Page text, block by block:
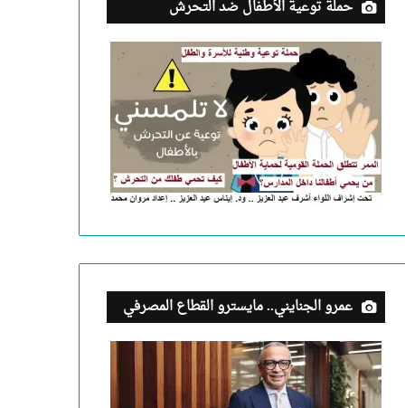
حملة توعية الأطفال ضد التحرش
عمرو الجنايني.. مايسترو القطاع المصرفي